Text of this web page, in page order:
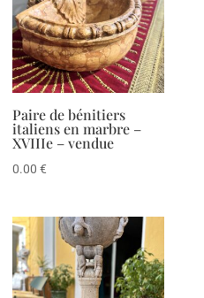
Paire de bénitiers
italiens en marbre –
XVIIIe – vendue
0.00€